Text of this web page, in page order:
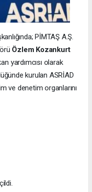
PİMTAŞ A.Ş.
Özlem Kozankurt
yardımcısı olarak
kurulan ASRİAD
ve denetim organlarını